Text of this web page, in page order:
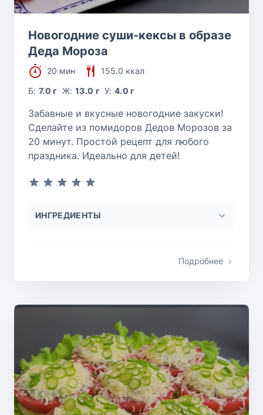
Новогодние суши-кексы в образе
Деда Мороза
20 мин
155.0 ккал
Б:7.0 г Ж: 13.0 г У:4.0 г
Забавные и вкусные новогодние закуски!
Сделайте из помидоров Дедов Морозов за
20 минут. Простой рецепт для любого
праздника. Идеально для детей!
ИНГРЕДИЕНТЫ
Подробнее